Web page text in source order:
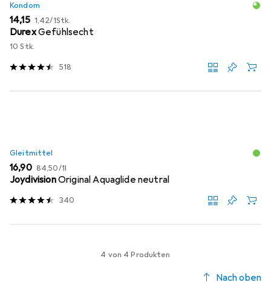
Kondom
EUR
14,15 EUR
1,42/1Stk.
DurexGefühlsecht
10 Stk.
518
Gleitmittel
EUR
16,90 EUR
84,50/1l
JoydivisionOriginal Aquaglide neutral
340
4 von 4 Produkten
Nach oben